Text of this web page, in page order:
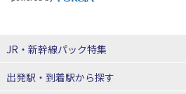
JR・新幹線パック特集
JR・新幹線＋ホテルパック
出発駅・到着駅から探す